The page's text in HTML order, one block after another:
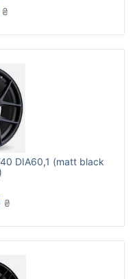
₴
DIA60,1 (matt black
₴